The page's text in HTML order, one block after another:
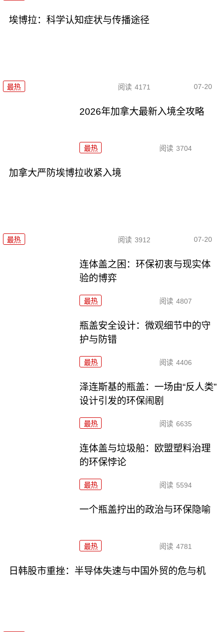
埃博拉：科学认知症状与传播途径
最热 阅读 4171 07-20
2026年加拿大最新入境全攻略
最热 阅读 3704
加拿大严防埃博拉收紧入境
最热 阅读 3912 07-20
连体盖之困：环保初衷与现实体
验的博弈
最热 阅读 4807
瓶盖安全设计：微观细节中的守
护与防错
最热 阅读 4406
泽连斯基的瓶盖：一场由“反人类”
设计引发的环保闹剧
最热 阅读 6635
连体盖与垃圾船：欧盟塑料治理
的环保悖论
最热 阅读 5594
一个瓶盖拧出的政治与环保隐喻
最热 阅读 4781
日韩股市重挫：半导体失速与中国外贸的危与机